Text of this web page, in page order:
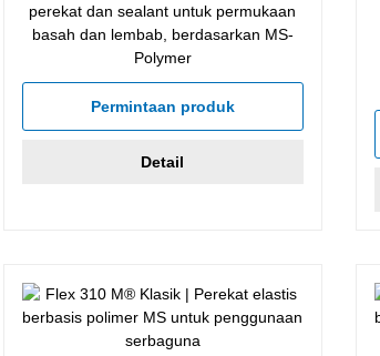
perekat dan sealant untuk permukaan
basah dan lembab, berdasarkan MS-
Polymer
Permintaan produk
Detail